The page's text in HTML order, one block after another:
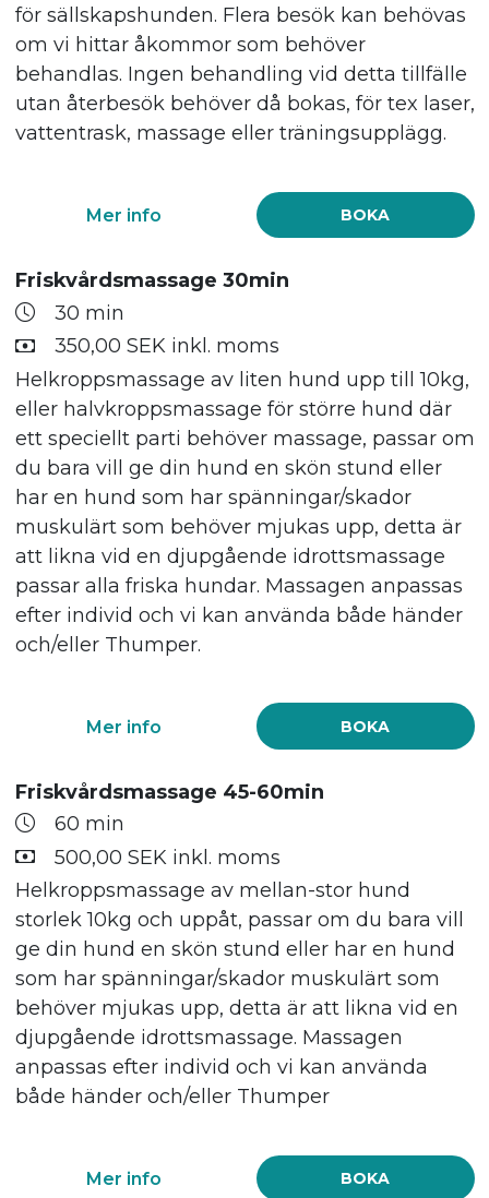
för sällskapshunden. Flera besök kan behövas
om vi hittar åkommor som behöver
behandlas. Ingen behandling vid detta tillfälle
utan återbesök behöver då bokas, för tex laser,
vattentrask, massage eller träningsupplägg.
BOKA
Mer info
Friskvårdsmassage 30min
30 min
350,00 SEK inkl. moms
Helkroppsmassage av liten hund upp till 10kg,
eller halvkroppsmassage för större hund där
ett speciellt parti behöver massage, passar om
du bara vill ge din hund en skön stund eller
har en hund som har spänningar/skador
muskulärt som behöver mjukas upp, detta är
att likna vid en djupgående idrottsmassage
passar alla friska hundar. Massagen anpassas
efter individ och vi kan använda både händer
och/eller Thumper.
BOKA
Mer info
Friskvårdsmassage 45-60min
60 min
500,00 SEK inkl. moms
Helkroppsmassage av mellan-stor hund
storlek 10kg och uppåt, passar om du bara vill
ge din hund en skön stund eller har en hund
som har spänningar/skador muskulärt som
behöver mjukas upp, detta är att likna vid en
djupgående idrottsmassage. Massagen
anpassas efter individ och vi kan använda
både händer och/eller Thumper
BOKA
Mer info